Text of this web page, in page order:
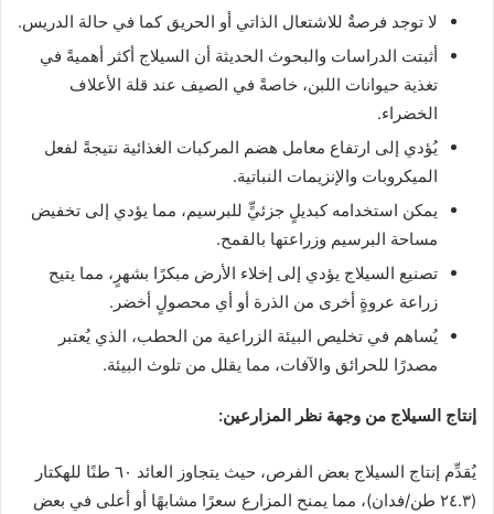
لا توجد فرصةٌ للاشتعال الذاتي أو الحريق كما في حالة الدريس.
أثبتت الدراسات والبحوث الحديثة أن السيلاج أكثر أهميةً في
تغذية حيوانات اللبن، خاصةً في الصيف عند قلة الأعلاف
الخضراء.
يُؤدي إلى ارتفاع معامل هضم المركبات الغذائية نتيجةً لفعل
الميكروبات والإنزيمات النباتية.
يمكن استخدامه كبديلٍ جزئيٍّ للبرسيم، مما يؤدي إلى تخفيض
مساحة البرسيم وزراعتها بالقمح.
تصنيع السيلاج يؤدي إلى إخلاء الأرض مبكرًا بشهرٍ، مما يتيح
زراعة عروةٍ أخرى من الذرة أو أي محصولٍ أخضر.
يُساهم في تخليص البيئة الزراعية من الحطب، الذي يُعتبر
مصدرًا للحرائق والآفات، مما يقلل من تلوث البيئة.
إنتاج السيلاج من وجهة نظر المزارعين:
يُقدِّم إنتاج السيلاج بعض الفرص، حيث يتجاوز العائد ٦٠ طنًا للهكتار
(٢٤.٣ طن/فدان)، مما يمنح المزارع سعرًا مشابهًا أو أعلى في بعض